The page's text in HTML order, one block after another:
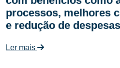
processos, melhores
e redução de despesas
Ler mais